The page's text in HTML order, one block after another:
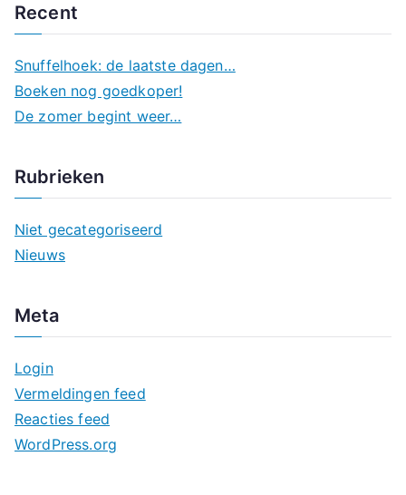
c
e
b
o
k
e
s
k
y
st
o
d
o
ai
l
e
n
Recent
Snuffelhoek: de laatste dagen…
Boeken nog goedkoper!
De zomer begint weer…
Rubrieken
Niet gecategoriseerd
Nieuws
Meta
Login
Vermeldingen feed
Reacties feed
WordPress.org